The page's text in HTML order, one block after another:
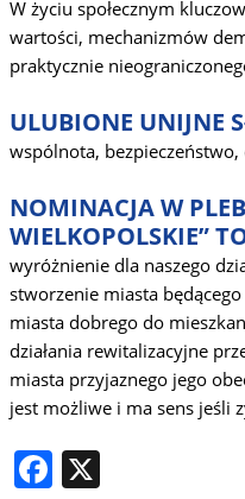
W życiu społecznym
wartości, mechanizmów
praktycznie
ULUBIONE UNIJNE
wspólnota, bezpieczeństwo,
NOMINACJA W
WIELKOPOLSKIE”
wyróżnienie dla naszego
stworzenie miasta
miasta dobrego do
działania rewitalizacyjne
miasta przyjaznego jego
jest możliwe i ma sens jeśli
Facebook